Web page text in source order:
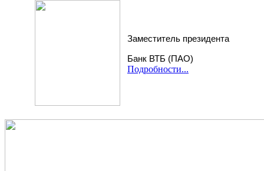
Заместитель президента
Банк ВТБ (ПАО)
Подробности...